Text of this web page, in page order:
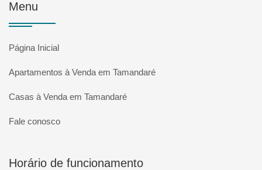
Menu
Página Inicial
Apartamentos à Venda em Tamandaré
Casas à Venda em Tamandaré
Fale conosco
Horário de funcionamento